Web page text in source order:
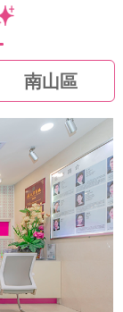
南山區